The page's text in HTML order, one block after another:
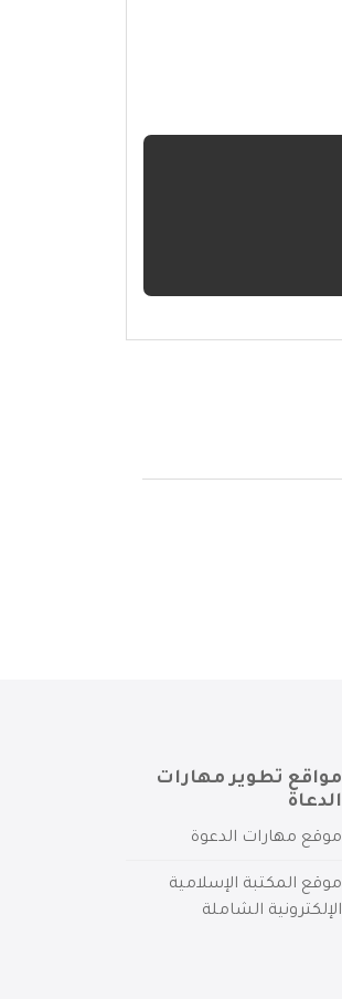
مواقع تطوير مهارات
الدعاة
موقع مهارات الدعوة
موقع المكتبة الإسلامية
الإلكترونية الشاملة